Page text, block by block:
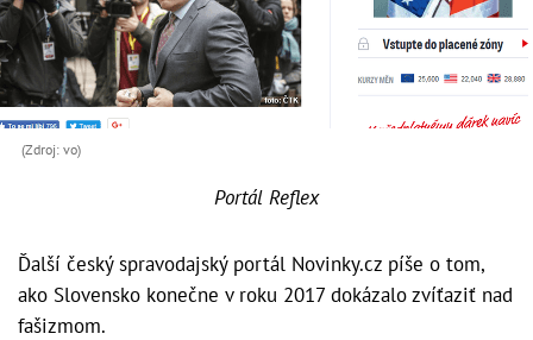
(Zdroj: vo)
Portál Reflex
Ďalší český spravodajský portál Novinky.cz píše o tom,
ako Slovensko konečne v roku 2017 dokázalo zvíťaziť nad
fašizmom.